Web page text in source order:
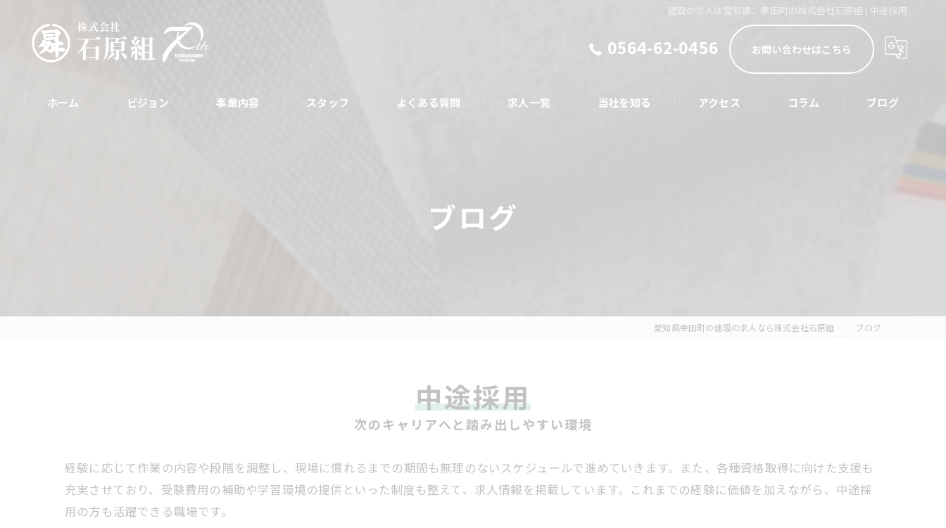
建設の求人は愛知県、幸田町の株式会社石原組 | 中途採用
0564-62-0456 お問い合わせはこちら
ホーム ビジョン 事業内容 スタッフ よくある質問 求人一覧 当社を知る アクセス コラム ブログ
ブログ
愛知県幸田町の建設の求人なら株式会社石原組 ブログ
中途採用
次のキャリアへと踏み出しやすい環境
経験に応じて作業の内容や段階を調整し、現場に慣れるまでの期間も無理のないスケジュールで進めていきます。また、各種資格取得に向けた支援も
充実させており、受験費用の補助や学習環境の提供といった制度も整えて、求人情報を掲載しています。これまでの経験に価値を加えながら、中途採
用の方も活躍できる職場です。